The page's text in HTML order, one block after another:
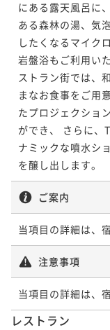
にある露天風呂に
ある森林の湯、気
したくなるマイク
岩盤浴もご利用い
ストラン街では、
まなお食事をご用
たプロジェクショ
ができ、 さらに、
ナミックな噴水シ
を醸し出します。
ご案内
当項目の詳細は、
注意事項
当項目の詳細は、
レストラン